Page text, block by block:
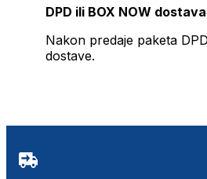
DPD ili BOX NOW
Nakon predaje paketa
dostave.